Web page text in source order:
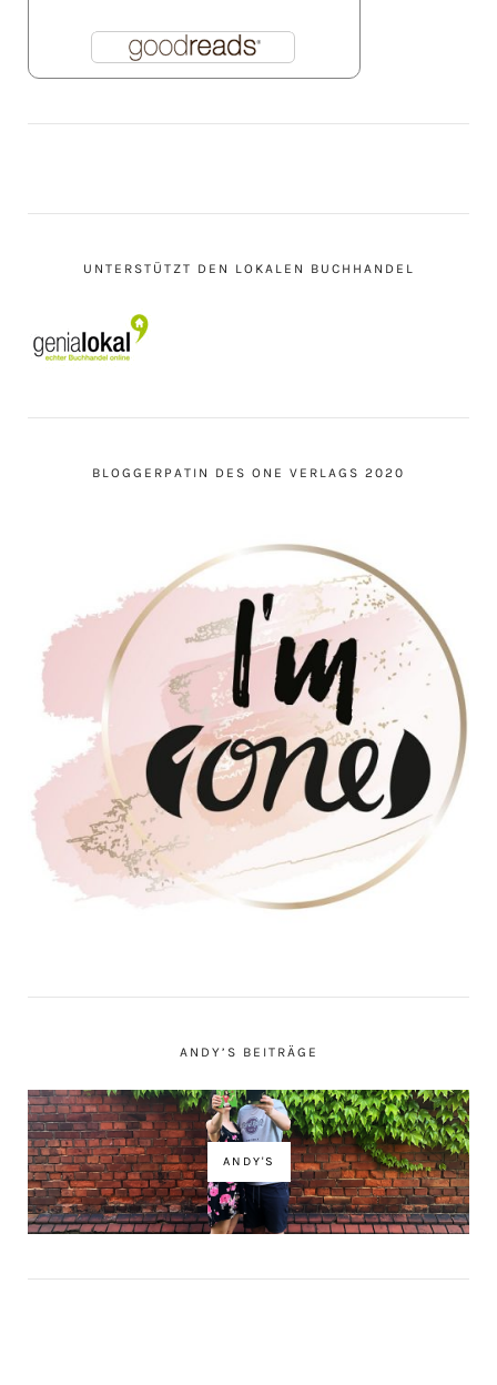
UNTERSTÜTZT DEN LOKALEN BUCHHANDEL
BLOGGERPATIN DES ONE VERLAGS 2020
ANDY’S BEITRÄGE
ANDY'S